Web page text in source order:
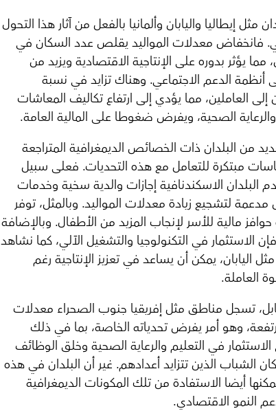
مثل إيطاليا واليابان وألمانيا بالفعل من آثار هذا التحول
فانخفاض معدلات المواليد يقلص عدد السكان في
يؤثر بدوره على الإنتاجية الاقتصادية ويزيد من
أنظمة الدعم الاجتماعي. وهناك تزايد في نسبة
إلى العاملين، مما يؤدي إلى ارتفاع تكاليف المعاشات
والرعاية الصحية، ويفرض ضغوطا على المالية العامة.
من البلدان ذات الخصائص الديمغرافية المتراجعة
مبتكرة للتعامل مع هذه التحديات. فعلى سبيل
البلدان الاسكندنافية إجازات والدية سخية وخدمات
لتشجيع زيادة معدلات المواليد. وبالمثل، توفر
مالية للأسر لإنجاب المزيد من الأطفال. وبالإضافة
الاستثمار في التكنولوجيا والتشغيل الآلي، كما نشاهد
اليابان، يمكن أن يساعد في تعزيز الإنتاجية رغم
العاملة.
تسجل مناطق مثل إفريقيا جنوب الصحراء معدلات
وهو أمر يفرض تحدياته الخاصة، بما في ذلك
الاستثمار في التعليم والرعاية الصحية وخلق الوظائف
الشباب الذين تتزايد أعدادهم. غير أن البلدان في هذه
أيضا الاستفادة من تلك المكونات الديمغرافية
النمو الاقتصادي.